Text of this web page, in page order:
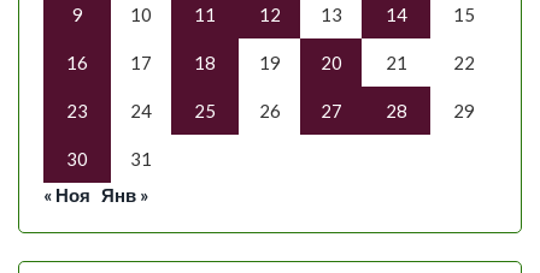
9 10 11 12 13 14 15
16 17 18 19 20 21 22
23 24 25 26 27 28 29
30
31
« Ноя Янв »